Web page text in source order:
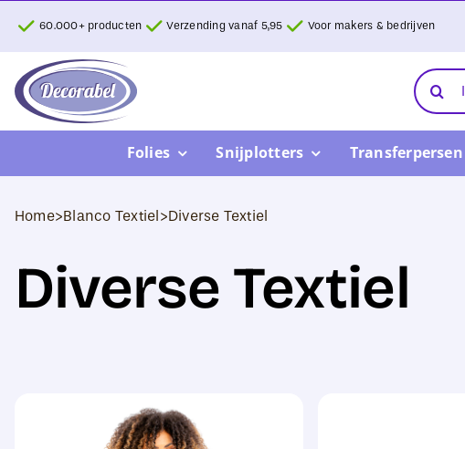
inhoud
60.000+ producten Verzending vanaf 5,95 Voor makers & bedrijven
Zoeken
naar:
Folies Snijplotters Transferpersen
Home>Blanco Textiel>Diverse Textiel
Diverse Textiel